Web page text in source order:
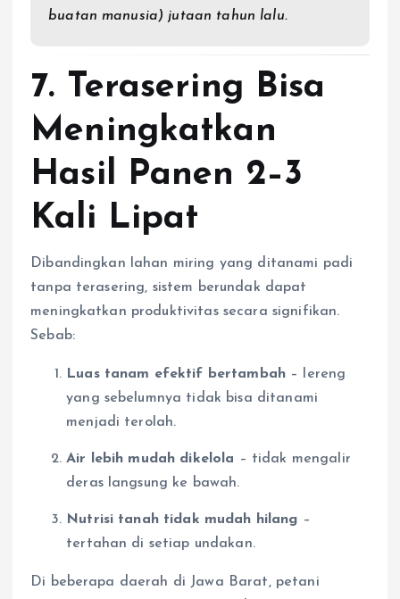
buatan manusia) jutaan tahun lalu.
7. Terasering Bisa
Meningkatkan
Hasil Panen 2–3
Kali Lipat
Dibandingkan lahan miring yang ditanami padi
tanpa terasering, sistem berundak dapat
meningkatkan produktivitas secara signifikan.
Sebab:
Luas tanam efektif bertambah – lereng
yang sebelumnya tidak bisa ditanami
menjadi terolah.
Air lebih mudah dikelola – tidak mengalir
deras langsung ke bawah.
Nutrisi tanah tidak mudah hilang –
tertahan di setiap undakan.
Di beberapa daerah di Jawa Barat, petani